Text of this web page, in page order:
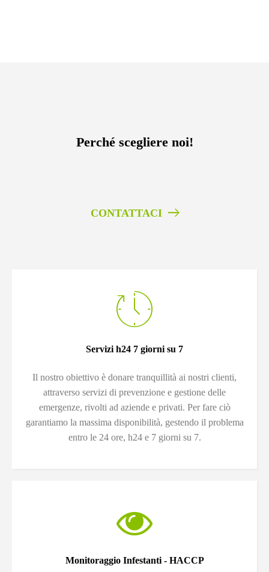
Perché scegliere noi!
CONTATTACI
Servizi h24 7 giorni su 7
Il nostro obiettivo è donare tranquillità ai nostri clienti,
attraverso servizi di prevenzione e gestione delle
emergenze, rivolti ad aziende e privati. Per fare ciò
garantiamo la massima disponibilità, gestendo il problema
entro le 24 ore, h24 e 7 giorni su 7.
Monitoraggio Infestanti - HACCP